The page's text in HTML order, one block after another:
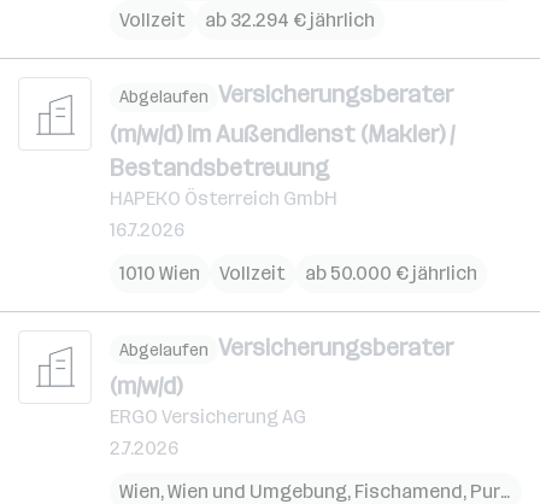
Vollzeit
ab 32.294 € jährlich
Abgelaufen Versicherungsberater
(m/w/d) im Außendienst (Makler) /
Bestandsbetreuung
HAPEKO Österreich GmbH
16.7.2026
1010 Wien
Vollzeit ab 50.000 € jährlich
Abgelaufen Versicherungsberater
(m/w/d)
ERGO Versicherung AG
2.7.2026
Wien,Wien und Umgebung, Fischamend, Purkersdorf